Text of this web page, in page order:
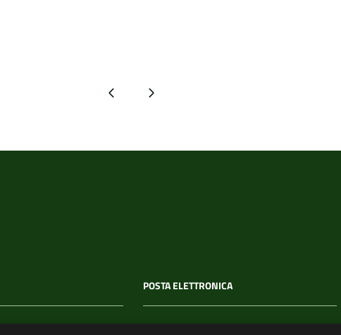
Pagina precedentePagina successiva
POSTA ELETTRONICA